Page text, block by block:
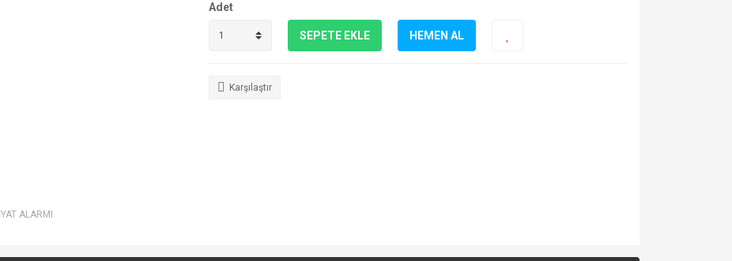
ALARMI
Adet
SEPETE EKLE HEMEN AL
Karşılaştır